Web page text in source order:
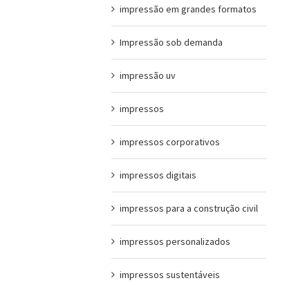
impressão em grandes formatos
Impressão sob demanda
impressão uv
impressos
impressos corporativos
impressos digitais
impressos para a construção civil
impressos personalizados
impressos sustentáveis